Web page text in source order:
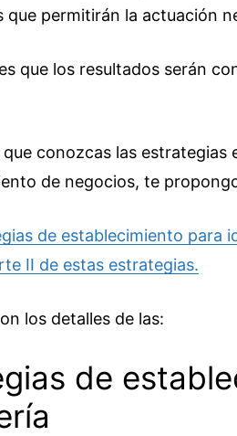
que permitirán la actuación
que los resultados serán
que conozcas las
de negocios, te
de establecimiento para
II de estas estrategias.
los detalles de las:
de